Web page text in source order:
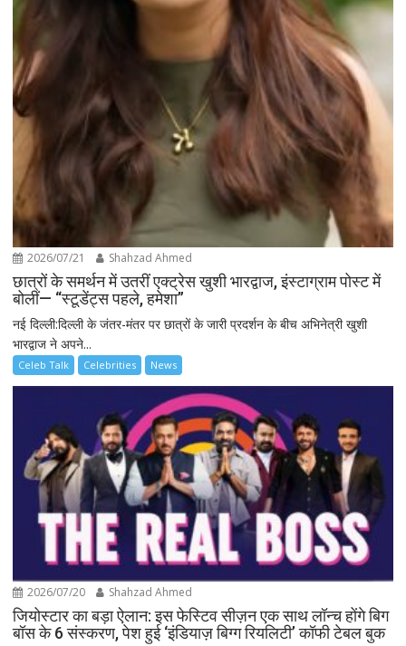
2026/07/21 Shahzad Ahmed
छात्रों के समर्थन में उतरीं एक्ट्रेस खुशी भारद्वाज, इंस्टाग्राम पोस्ट में
बोलीं— “स्टूडेंट्स पहले, हमेशा”
नई दिल्ली:दिल्ली के जंतर-मंतर पर छात्रों के जारी प्रदर्शन के बीच अभिनेत्री खुशी
भारद्वाज ने अपने...
Celeb Talk Celebrities News
2026/07/20 Shahzad Ahmed
जियोस्टार का बड़ा ऐलान: इस फेस्टिव सीज़न एक साथ लॉन्च होंगे बिग
बॉस के 6 संस्करण, पेश हुई ‘इंडियाज़ बिग्ग रियलिटी’ कॉफी टेबल बुक